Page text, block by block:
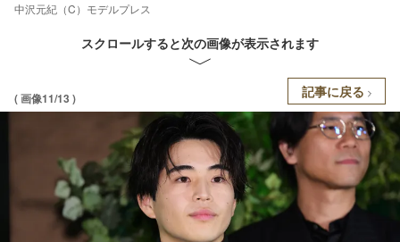
中沢元紀（C）モデルプレス
スクロールすると次の画像が表示されます
( 画像11/13 ) 記事に戻る